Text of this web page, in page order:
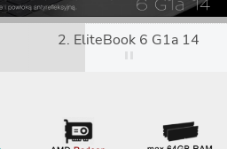
2. EliteBook 6 G1a 14